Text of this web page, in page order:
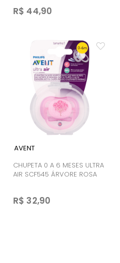
R$ 44,90
AVENT
CHUPETA 0 A 6 MESES ULTRA
AIR SCF545 ÁRVORE ROSA
R$ 32,90